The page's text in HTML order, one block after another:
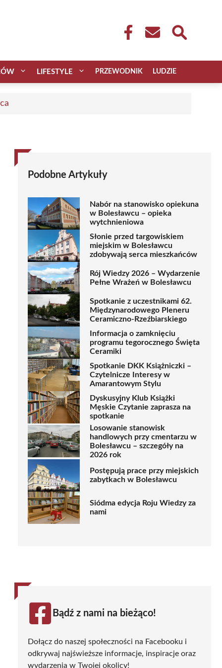
LIFESTYLE PRZEWODNIK LUDZIE
Podobne Artykuły
Nabór na stanowisko opiekuna
w Bolesławcu – opieka
wytchnieniowa
Słonie przed targowiskiem
miejskim w Bolesławcu
zdobywają serca mieszkańców
Rój Wiedzy 2026 – Wydarzenie
Pełne Wrażeń w Bolesławcu
Spotkanie z uczestnikami 62.
Międzynarodowego Pleneru
Ceramiczno-Rzeźbiarskiego
Informacja o zamknięciu
programu tegorocznego Święta
Ceramiki
Spotkanie DKK Książniczki –
Czytelnicze Interesy w
Amarantowym Stylu
Dyskusyjny Klub Książki
Męskie Czytanie zaprasza na
spotkanie
Losowanie stanowisk
handlowych przy cmentarzu w
Bolesławcu – szczegóły na
2026 rok
Postępują prace przy miejskich
zabytkach w Bolesławcu
Siódma edycja Roju Wiedzy za
nami
Bądź z nami na bieżąco!
Dołącz do naszej społeczności na Facebooku i
odkrywaj najświeższe informacje, inspiracje oraz
wydarzenia w Twojej okolicy!